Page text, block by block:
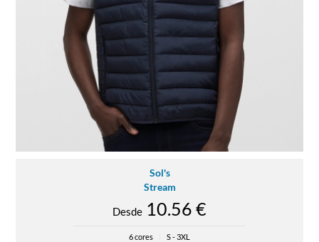
Sol's
Stream
Desde 10.56 €
6 cores S - 3XL